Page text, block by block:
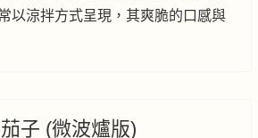
以涼拌方式呈現，其爽脆的口感與
子 (微波爐版)